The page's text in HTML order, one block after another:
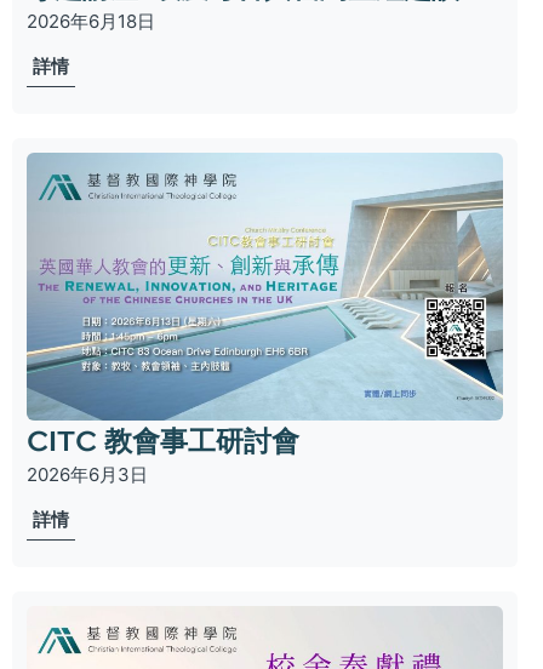
2026年6月18日
詳情
CITC 教會事工研討會
2026年6月3日
詳情